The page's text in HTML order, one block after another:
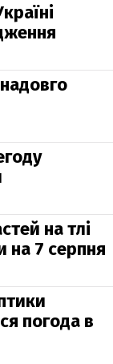
на тлі
на 7 серпня
погода в